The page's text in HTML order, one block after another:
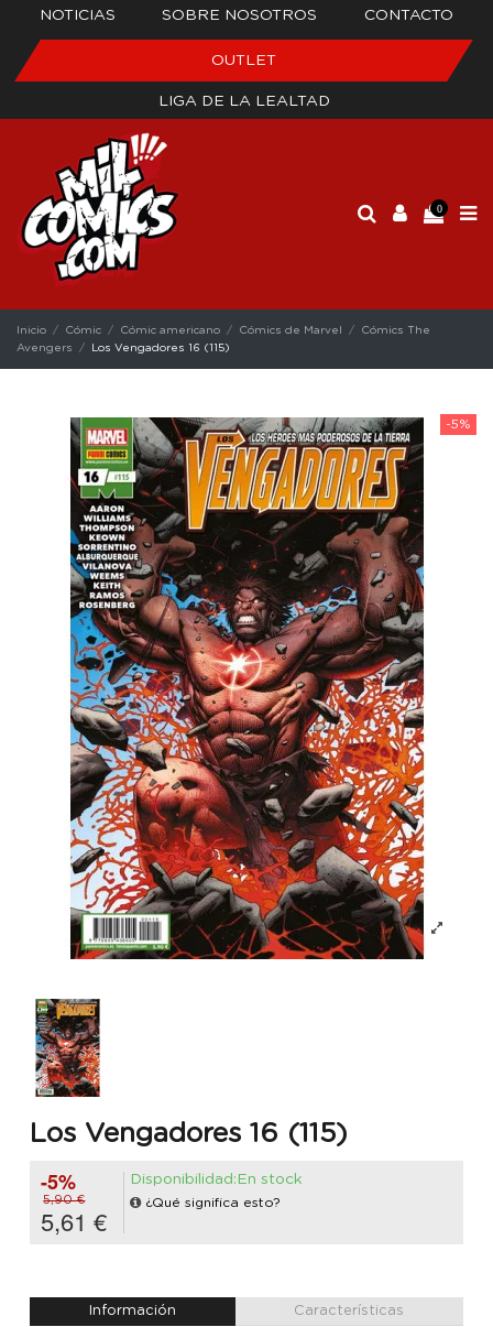
NOTICIAS SOBRE NOSOTROS CONTACTO
OUTLET
LIGA DE LA LEALTAD
0
Inicio Cómic Cómic americano Cómics de Marvel
Cómics The
Avengers
Los Vengadores 16 (115)
-5%
Los Vengadores 16 (115)
-5%
5,90 €
5,61 €
Disponibilidad:En stock
¿Qué significa esto?
Información Características